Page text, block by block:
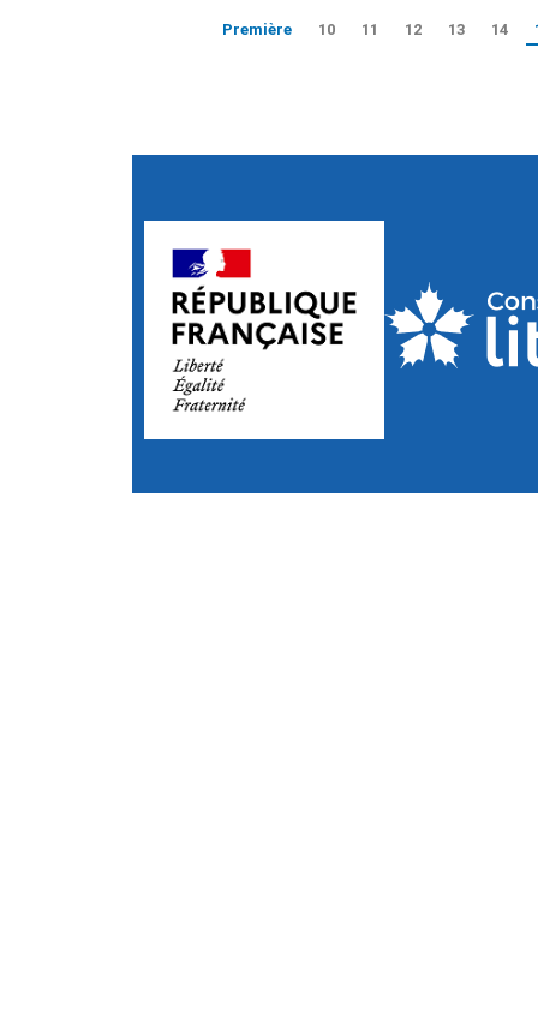
Première 10 11 12 13 14